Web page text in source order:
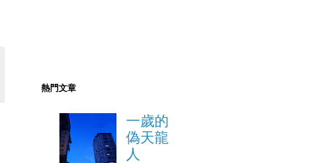
熱門文章
一歲的
偽天龍
人